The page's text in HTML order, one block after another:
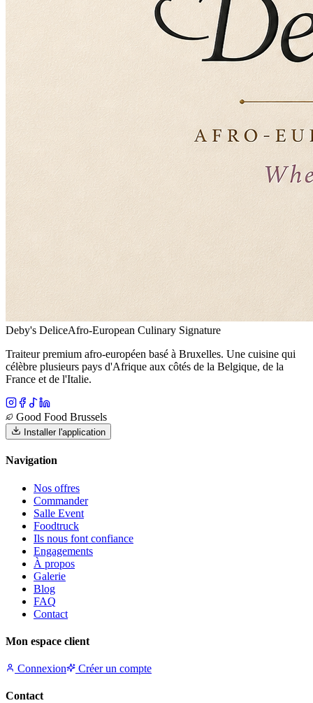
Deby's DeliceAfro-European Culinary Signature
Traiteur premium afro-européen basé à Bruxelles. Une cuisine qui
célèbre plusieurs pays d'Afrique aux côtés de la Belgique, de la
France et de l'Italie.
Good Food Brussels
Installer l'application
Navigation
Nos offres
Commander
Salle Event
Foodtruck
Ils nous font confiance
Engagements
À propos
Galerie
Blog
FAQ
Contact
Mon espace client
Connexion Créer un compte
Contact